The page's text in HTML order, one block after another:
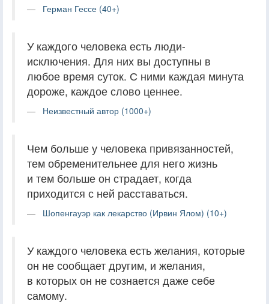
Герман Гессе (40+)
У каждого человека есть люди-
исключения. Для них вы доступны в
любое время суток. С ними каждая минута
дороже, каждое слово ценнее.
Неизвестный автор (1000+)
Чем больше у человека привязанностей,
тем обременительнее для него жизнь
и тем больше он страдает, когда
приходится с ней расставаться.
Шопенгауэр как лекарство (Ирвин Ялом) (10+)
У каждого человека есть желания, которые
он не сообщает другим, и желания,
в которых он не сознается даже себе
самому.